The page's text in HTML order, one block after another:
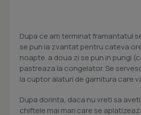
Dupa ce am terminat framantatul
se pun la zvantat pentru cateva
noapte. a doua zi se pun in pungi
pastreaza la congelator. Se
la cuptor alaturi de garnitura care
Dupa dorinta, daca nu vreti sa
chiftele mai mari care se